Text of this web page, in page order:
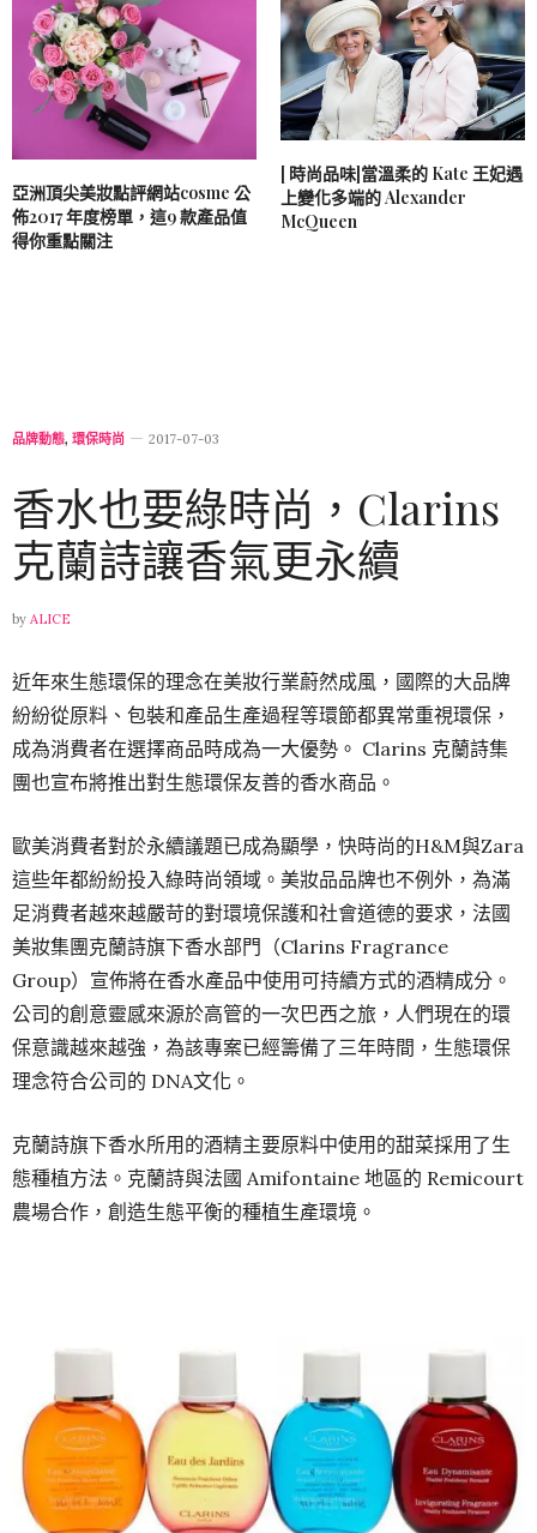
亞洲頂尖美妝點評網站cosme 公
佈2017 年度榜單，這9 款產品值
得你重點關注
[ 時尚品味]當溫柔的 Kate 王妃遇
上變化多端的 Alexander
McQueen
品牌動態, 環保時尚 2017-07-03
香水也要綠時尚，Clarins
克蘭詩讓香氣更永續
by ALICE
近年來生態環保的理念在美妝行業蔚然成風，國際的大品牌
紛紛從原料、包裝和產品生產過程等環節都異常重視環保，
成為消費者在選擇商品時成為一大優勢。 Clarins 克蘭詩集
團也宣布將推出對生態環保友善的香水商品。
歐美消費者對於永續議題已成為顯學，快時尚的H&M與Zara
這些年都紛紛投入綠時尚領域。美妝品品牌也不例外，為滿
足消費者越來越嚴苛的對環境保護和社會道德的要求，法國
美妝集團克蘭詩旗下香水部門（Clarins Fragrance
Group）宣佈將在香水產品中使用可持續方式的酒精成分。
公司的創意靈感來源於高管的一次巴西之旅，人們現在的環
保意識越來越強，為該專案已經籌備了三年時間，生態環保
理念符合公司的 DNA文化。
克蘭詩旗下香水所用的酒精主要原料中使用的甜菜採用了生
態種植方法。克蘭詩與法國 Amifontaine 地區的 Remicourt
農場合作，創造生態平衡的種植生產環境。